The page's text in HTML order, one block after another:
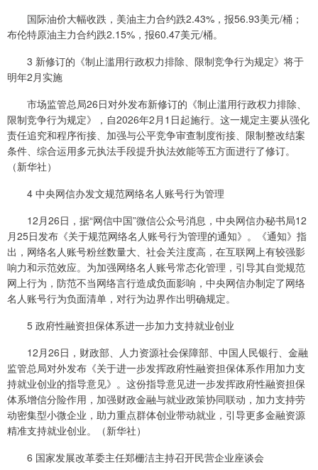
国际油价大幅收跌，美油主力合约跌2.43%，报56.93美元/桶；
布伦特原油主力合约跌2.15%，报60.47美元/桶。
3 新修订的《制止滥用行政权力排除、限制竞争行为规定》将于
明年2月实施
市场监管总局26日对外发布新修订的《制止滥用行政权力排除、
限制竞争行为规定》，自2026年2月1日起施行。这一规定主要从强化
责任追究和程序衔接、加强与公平竞争审查制度衔接、限制整改结案
条件、综合运用多元执法手段提升执法效能等五方面进行了修订。
（新华社）
4 中央网信办发文规范网络名人账号行为管理
12月26日，据“网信中国”微信公众号消息，中央网信办秘书局12
月25日发布《关于规范网络名人账号行为管理的通知》。《通知》指
出，网络名人账号粉丝数量大、社会关注度高，在互联网上有较强影
响力和示范效应。为加强网络名人账号常态化管理，引导其自觉规范
网上行为，防范不当网络言行造成负面影响，中央网信办制定了网络
名人账号行为负面清单，对行为边界作出明确规定。
5 政府性融资担保体系进一步加力支持就业创业
12月26日，财政部、人力资源社会保障部、中国人民银行、金融
监管总局对外发布《关于进一步发挥政府性融资担保体系作用加力支
持就业创业的指导意见》。这份指导意见进一步发挥政府性融资担保
体系增信分险作用，加强财政金融与就业政策协同联动，加力支持劳
动密集型小微企业，助力重点群体创业带动就业，引导更多金融资源
精准支持就业创业。（新华社）
6 国家发展改革委主任郑栅洁主持召开民营企业座谈会